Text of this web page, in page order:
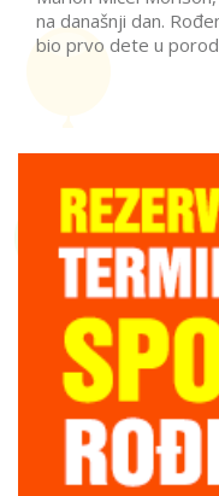
na današnji dan.
bio prvo dete u